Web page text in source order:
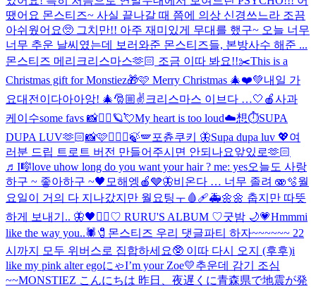
땠어요 몬스티즈~ 사실 끝나갈 때 쯤에 의상 신경쓰느라 조끔
아쉬웠어요🥺 그치만!! 아주 재미있게 무대를 했구~ 오늘 너무
너무 추운 날씨였는데 보러와준 몬스티즈들, 본방사수 해준 ...
몬스티즈 메리크리스마스🫶🏻 조금 이따 봐요!!✂️This is a
Christmas gift for Monstiez🎁🩷 Merry Christmas 🎄❤️💚내일 가
요대전이다아아앙! 🎄🎅🏼✌️크리스마스 이브다 …🤍 🍎사과
케이수some favs 📸🧚‍♀️🪐💘My heart is too loud☁️想⏱️SUPA
DUPA LUV🫶🏻📸🩷🧚🏼‍♀️🍃🪽포츈쿠키 🦋Supa dupa luv 💖여
러분 드립 트로트 버전 만들어주시면 안되나요앞있로🫶🏻
♬I🎼love uhow long do you want your hair ? me: yes오늘도 사랑
하구 ~ 좋아하구 ~🖤 모해엥🍎🩶🦋비온다 … 너무 졸려 🫨🫧월
요일이 거의 다 지나갔지만 월요팅ㅜ 🩸🩹🚑🌼🌼 춥지만 따뜻
하게 보내기.. 🦋🖤❤️‍🔥♡ RURU'S ALBUM ♡굿밤 🌙💗Hmmmi
like the way you..🕷️🧷 몬스티즈 우리 댓글파티 하자~~~~~~ 22
시까지 모두 위버스로 집합하세요🥸 이따 다시 오지 (후후)i
like my pink alter egoにゃI’m your Zoe💛추운데 감기 조심
~~MONSTIEZ こんにちは 昨日、夜遅くに青森県で地震が発